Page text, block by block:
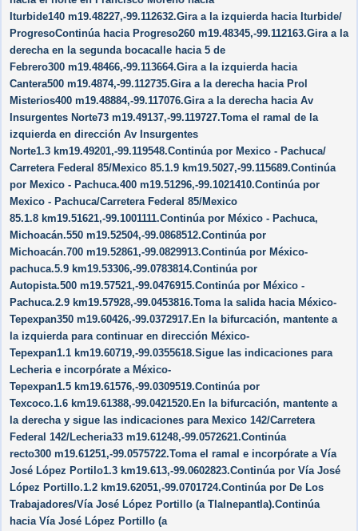
Iturbide140 m19.48227,-99.112632.Gira a la izquierda hacia Iturbide/​
ProgresoContinúa hacia Progreso260 m19.48345,-99.112163.Gira a la
derecha en la segunda bocacalle hacia 5 de
Febrero300 m19.48466,-99.113664.Gira a la izquierda hacia
Cantera500 m19.4874,-99.112735.Gira a la derecha hacia Prol
Misterios400 m19.48884,-99.117076.Gira a la derecha hacia Av
Insurgentes Norte73 m19.49137,-99.119727.Toma el ramal de la
izquierda en dirección Av Insurgentes
Norte1.3 km19.49201,-99.119548.Continúa por Mexico - Pachuca/​
Carretera Federal 85/​Mexico 85.1.9 km19.5027,-99.115689.Continúa
por Mexico - Pachuca.400 m19.51296,-99.1021410.Continúa por
Mexico - Pachuca/​Carretera Federal 85/​Mexico
85.1.8 km19.51621,-99.1001111.Continúa por México - Pachuca,
Michoacán.550 m19.52504,-99.0868512.Continúa por
Michoacán.700 m19.52861,-99.0829913.Continúa por México-
pachuca.5.9 km19.53306,-99.0783814.Continúa por
Autopista.500 m19.57521,-99.0476915.Continúa por México -
Pachuca.2.9 km19.57928,-99.0453816.Toma la salida hacia México-
Tepexpan350 m19.60426,-99.0372917.En la bifurcación, mantente a
la izquierda para continuar en dirección México-
Tepexpan1.1 km19.60719,-99.0355618.Sigue las indicaciones para
Lecheria e incorpórate a México-
Tepexpan1.5 km19.61576,-99.0309519.Continúa por
Texcoco.1.6 km19.61388,-99.0421520.En la bifurcación, mantente a
la derecha y sigue las indicaciones para Mexico 142/​Carretera
Federal 142/​Lecheria33 m19.61248,-99.0572621.Continúa
recto300 m19.61251,-99.0575722.Toma el ramal e incorpórate a Vía
José López Portilo1.3 km19.613,-99.0602823.Continúa por Vía José
López Portillo.1.2 km19.62051,-99.0701724.Continúa por De Los
Trabajadores/​Vía José López Portillo (a Tlalnepantla).Continúa
hacia Vía José López Portillo (a